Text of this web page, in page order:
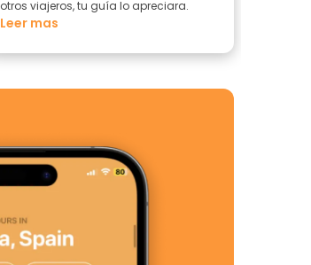
otros viajeros, tu guía lo apreciara.
Leer mas